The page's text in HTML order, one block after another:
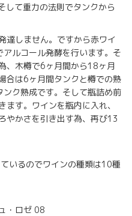
して重力の法則でタンクから
達しません。ですから赤ワイ
ルコール発酵を行います。そ
、木樽で6ヶ月間から18ヶ月
合は6ヶ月間タンクと樽での熟
ク熟成です。そして瓶詰め前
す。ワインを瓶内に入れ、
やかさを引き出す為、再び13
いるのでワインの種類は10種
・ロゼ 08